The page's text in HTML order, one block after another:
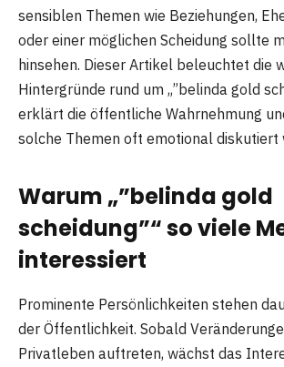
sensiblen Themen wie Beziehungen,
oder einer möglichen Scheidung sollte
hinsehen. Dieser Artikel beleuchtet die
Hintergründe rund um „”belinda gold
erklärt die öffentliche Wahrnehmung
solche Themen oft emotional diskutiert
Warum „”belinda gold
scheidung”“ so viele
interessiert
Prominente Persönlichkeiten stehen
der Öffentlichkeit. Sobald
Privatleben auftreten, wächst das